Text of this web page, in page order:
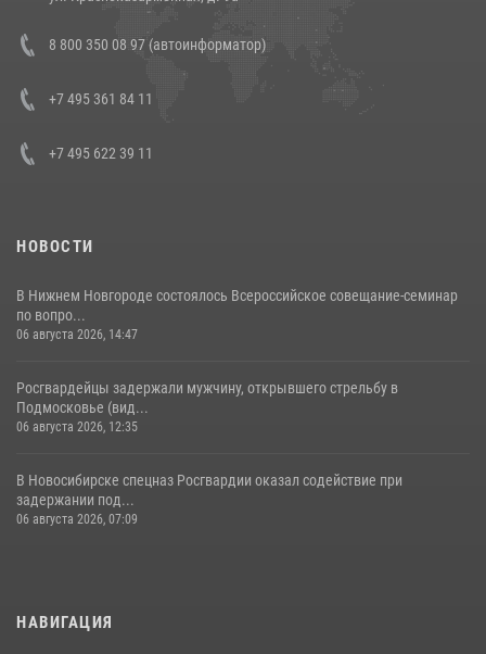
В Росгвардии прошла военно-научная конференция по обобщению
боевого опыта
8 800 350 08 97 (автоинформатор)
+7 495 361 84 11
+7 495 622 39 11
НОВОСТИ
В Нижнем Новгороде состоялось Всероссийское совещание-семинар
по вопро...
06 августа 2026, 14:47
Росгвардейцы задержали мужчину, открывшего стрельбу в
Подмосковье (вид...
06 августа 2026, 12:35
В Новосибирске спецназ Росгвардии оказал содействие при
задержании под...
06 августа 2026, 07:09
НАВИГАЦИЯ